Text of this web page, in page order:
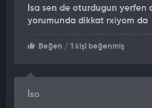
Isa sen de oturdugun yerfen
yorumunda dikkat rxiyom da
Beğen / 1 kişi beğenmiş
İso